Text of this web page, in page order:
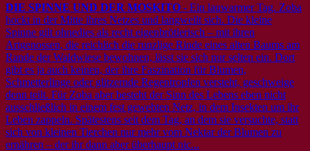
DIE SPINNE UND DER MOSKITO - Ein lauwarmer Tag. Zoba
hockt in der Mitte ihres Netzes und langweilt sich. Die kleine
Spinne gilt ohnedies als recht eigenbrötlerisch – mit ihren
Artgenossen, die reichlich die runzlige Rinde eines alten Baums am
Rande der Waldwiese bewohnen, lässt sie sich nur selten ein. Dort
gibt es ja auch keinen, der ihre Faszination für Blumen,
Schmetterlinge oder glitzernde Regentropfen versteht, geschweige
denn teilt. Für Zoba aber besteht der Sinn des Lebens eben nicht
ausschließlich in einem fest gewebten Netz, in dem Insekten um ihr
Leben zappeln. Spätestens seit dem Tag, an dem sie versuchte, statt
sich von kleinen Tierchen nur mehr vom Nektar der Blumen zu
ernähren – der ihr dann aber überhaupt nic...